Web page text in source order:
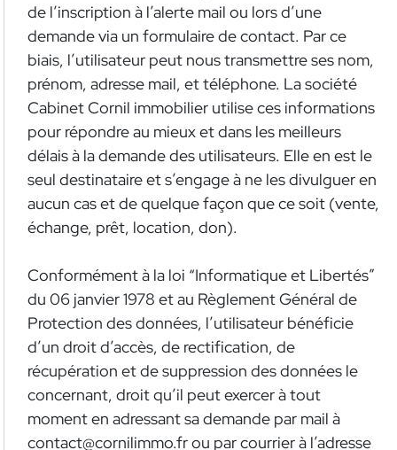
de l’inscription à l’alerte mail ou lors d’une
demande via un formulaire de contact. Par ce
biais, l’utilisateur peut nous transmettre ses nom,
prénom, adresse mail, et téléphone. La société
Cabinet Cornil immobilier utilise ces informations
pour répondre au mieux et dans les meilleurs
délais à la demande des utilisateurs. Elle en est le
seul destinataire et s’engage à ne les divulguer en
aucun cas et de quelque façon que ce soit (vente,
échange, prêt, location, don).
Conformément à la loi “Informatique et Libertés”
du 06 janvier 1978 et au Règlement Général de
Protection des données, l’utilisateur bénéficie
d’un droit d’accès, de rectification, de
récupération et de suppression des données le
concernant, droit qu’il peut exercer à tout
moment en adressant sa demande par mail à
contact@cornilimmo.fr ou par courrier à l’adresse